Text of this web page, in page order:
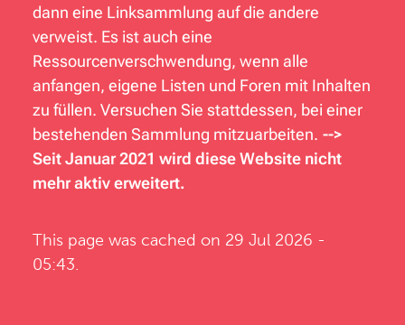
dann eine Linksammlung auf die andere
verweist. Es ist auch eine
Ressourcenverschwendung, wenn alle
anfangen, eigene Listen und Foren mit Inhalten
zu füllen. Versuchen Sie stattdessen, bei einer
bestehenden Sammlung mitzuarbeiten. -->
Seit Januar 2021 wird diese Website nicht
mehr aktiv erweitert.
This page was cached on 29 Jul 2026 -
05:43.